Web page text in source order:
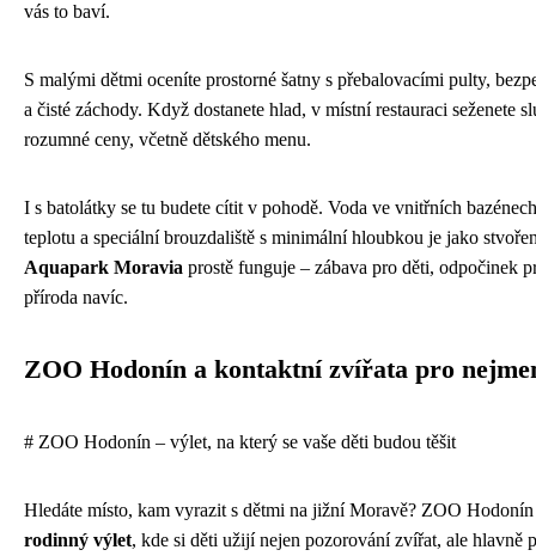
vás to baví.
S malými dětmi oceníte prostorné šatny s přebalovacími pulty,
a čisté záchody. Když dostanete hlad, v místní restauraci seženete
rozumné ceny, včetně dětského menu.
I s batolátky se tu budete cítit v pohodě. Voda ve vnitřních
teplotu a speciální brouzdaliště s minimální hloubkou je jako
Aquapark Moravia prostě funguje – zábava pro děti, odpočinek
příroda navíc.
ZOO Hodonín a kontaktní zvířata pro
# ZOO Hodonín – výlet, na který se vaše děti budou těšit
Hledáte místo, kam vyrazit s dětmi na jižní Moravě? ZOO
rodinný výlet, kde si děti užijí nejen pozorování zvířat, ale hlavně